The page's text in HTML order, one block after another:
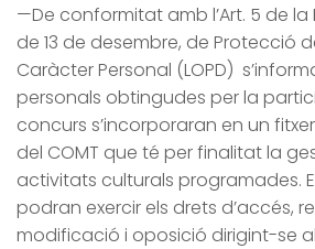
—De conformitat amb l’Art. 5 de la
de 13 de desembre, de Protecció
Caràcter Personal (LOPD)
personals obtingudes per la
concurs s’incorporaran en un
del COMT que té per finalitat la
activitats culturals programades.
podran exercir els drets d’accés,
modificació i oposició dirigint-se al